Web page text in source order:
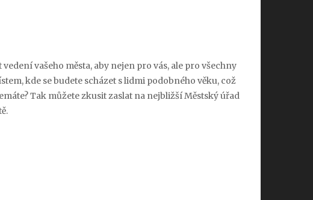
vašeho města, aby nejen pro vás, ale pro všechny
kde se budete scházet s lidmi podobného věku, což
Tak můžete zkusit zaslat na nejbližší Městský úřad